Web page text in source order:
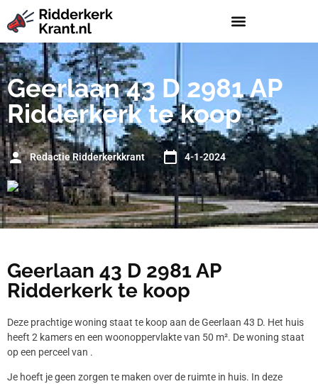
Geerlaan 43 D 2981 AP
Ridderkerk te koop
Redactie Ridderkerkkrant 4-1-2024
Geerlaan 43 D 2981 AP
Ridderkerk te koop
Deze prachtige woning staat te koop aan de Geerlaan 43 D. Het huis
heeft 2 kamers en een woonoppervlakte van 50 m². De woning staat
op een perceel van .
Je hoeft je geen zorgen te maken over de ruimte in huis. In deze